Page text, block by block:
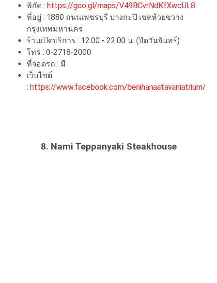
พิกัด : https://goo.gl/maps/V49BCvrNdKfXwcUL8
ที่อยู่ : 1880 ถนนเพชรบุรี บางกะปิ เขตห้วยขวาง
กรุงเทพมหานคร
ร้านเปิดบริการ : 12.00 - 22.00 น. (ปิดวันจันทร์)
โทร : 0-2718-2000
ที่จอดรถ : มี
เว็บไซต์
: https://www.facebook.com/benihanaatavaniatrium/
8. Nami Teppanyaki Steakhouse